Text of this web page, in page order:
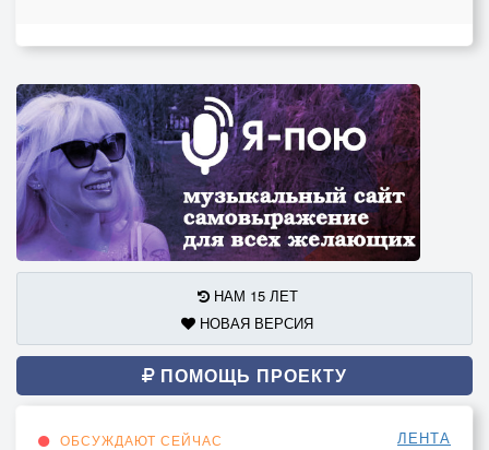
НАМ 15 ЛЕТ
НОВАЯ ВЕРСИЯ
ПОМОЩЬ ПРОЕКТУ
ОБСУЖДАЮТ СЕЙЧАС ЛЕНТА